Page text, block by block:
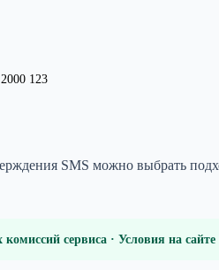
123
SMS можно выбрать
сервиса · Условия на